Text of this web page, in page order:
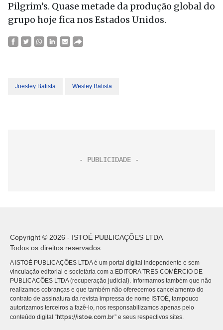
Pilgrim’s. Quase metade da produção global do
grupo hoje fica nos Estados Unidos.
Joesley Batista Wesley Batista
Copyright © 2026 - ISTOÉ PUBLICAÇÕES LTDA
Todos os direitos reservados.
A ISTOÉ PUBLICAÇÕES LTDA é um portal digital independente e sem
vinculação editorial e societária com a EDITORA TRES COMÉRCIO DE
PUBLICACÕES LTDA (recuperação judicial). Informamos também que não
realizamos cobranças e que também não oferecemos cancelamento do
contrato de assinatura da revista impressa de nome ISTOÉ, tampouco
autorizamos terceiros a fazê-lo, nos responsabilizamos apenas pelo
conteúdo digital “https://istoe.com.br” e seus respectivos sites.